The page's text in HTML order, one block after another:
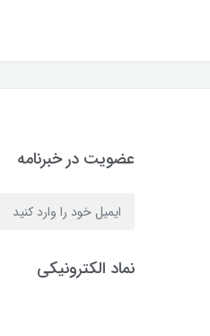
عضویت در خبرنامه
نماد الکترونیکی